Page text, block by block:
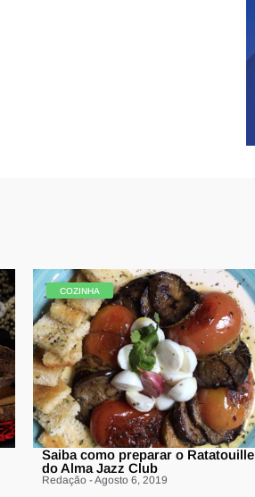
COZINHA
Saiba como preparar o Ratatouille
do Alma Jazz Club
Redação - Agosto 6, 2019